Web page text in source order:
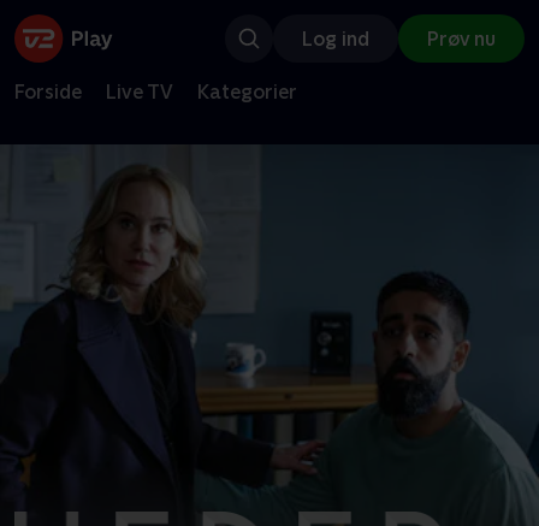
Log ind Prøv nu
Forside Live TV Kategorier